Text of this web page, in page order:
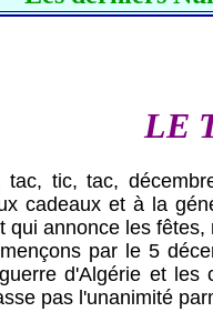
LE
tac, décembre
cadeaux et à la
qui annonce les
par le 5
d'Algérie et
pas l'unanimité